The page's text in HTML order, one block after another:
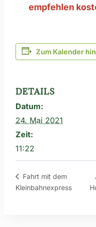
empfehlen
Zum Kalender
DETAILS
Datum:
24. Mai 2021
Zeit:
11:22
Fahrt mit dem
Kleinbahnexpress